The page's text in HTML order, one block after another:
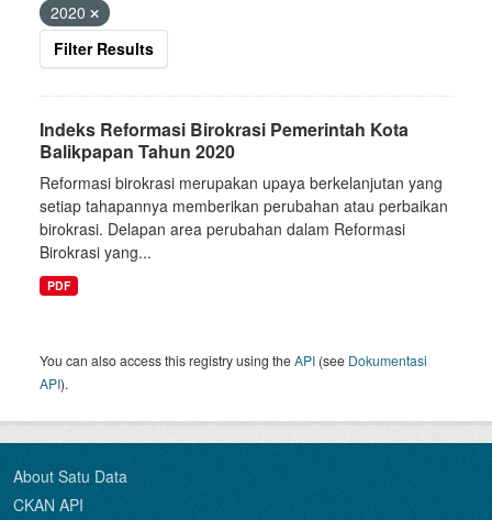
2020
Filter Results
Indeks Reformasi Birokrasi Pemerintah Kota
Balikpapan Tahun 2020
Reformasi birokrasi merupakan upaya berkelanjutan yang
setiap tahapannya memberikan perubahan atau perbaikan
birokrasi. Delapan area perubahan dalam Reformasi
Birokrasi yang...
PDF
You can also access this registry using theAPI (see Dokumentasi
API).
About Satu Data
CKAN API